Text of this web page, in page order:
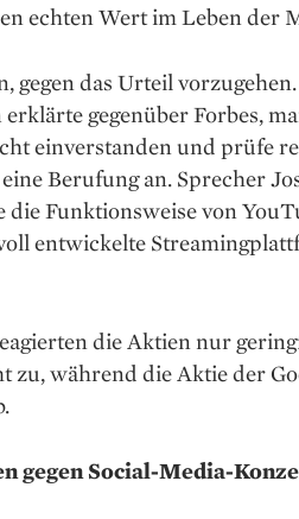
echten Wert im Leben der
gegen das Urteil
gegenüber Forbes,
einverstanden und prüfe
Berufung an. Sprecher
die Funktionsweise von
entwickelte
die Aktien nur
zu, während die Aktie der
gegen Social-Media-